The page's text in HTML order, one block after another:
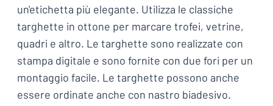
un'etichetta più elegante. Utilizza le classiche
targhette in ottone per marcare trofei, vetrine,
quadri e altro. Le targhette sono realizzate con
stampa digitale e sono fornite con due fori per un
montaggio facile. Le targhette possono anche
essere ordinate anche con nastro biadesivo.